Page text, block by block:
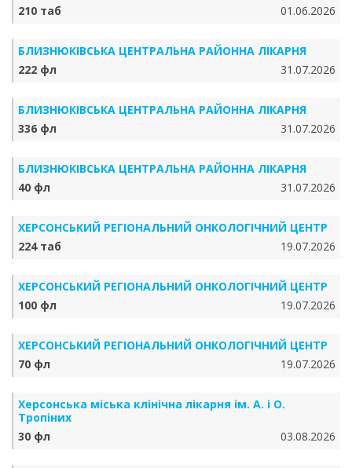
210 таб
01.06.2026
БЛИЗНЮКІВСЬКА ЦЕНТРАЛЬНА РАЙОННА ЛІКАРНЯ
222 фл
31.07.2026
БЛИЗНЮКІВСЬКА ЦЕНТРАЛЬНА РАЙОННА ЛІКАРНЯ
336 фл
31.07.2026
БЛИЗНЮКІВСЬКА ЦЕНТРАЛЬНА РАЙОННА ЛІКАРНЯ
40 фл
31.07.2026
ХЕРСОНСЬКИЙ РЕГІОНАЛЬНИЙ ОНКОЛОГІЧНИЙ ЦЕНТР
224 таб
19.07.2026
ХЕРСОНСЬКИЙ РЕГІОНАЛЬНИЙ ОНКОЛОГІЧНИЙ ЦЕНТР
100 фл
19.07.2026
ХЕРСОНСЬКИЙ РЕГІОНАЛЬНИЙ ОНКОЛОГІЧНИЙ ЦЕНТР
70 фл
19.07.2026
Херсонська міська клінічна лікарня ім. А. і О.
Тропіних
30 фл
03.08.2026